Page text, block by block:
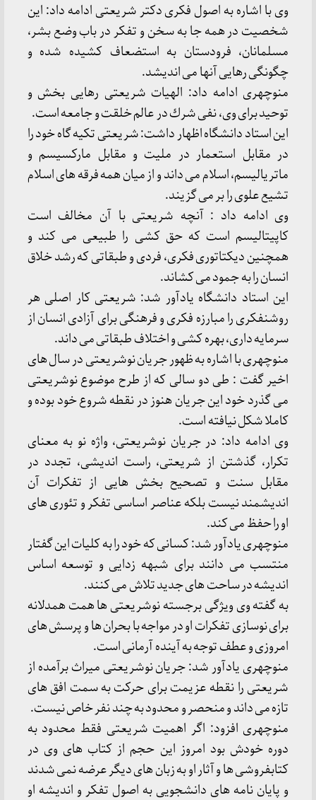
وی با اشاره به اصول فكری دكتر شریعتی ادامه داد: این
شخصیت در همه جا به سخن و تفكر در باب وضع بشر،
مسلمانان، فرودستان به استضعاف كشیده شده و
چگونگی رهایی آنها می اندیشد.
منوچهری ادامه داد: الهیات شریعتی رهایی بخش و
توحید برای وی، نفی شرك در عالم خلقت و جامعه است.
این استاد دانشگاه اظهار داشت: شریعتی تكیه گاه خود را
در مقابل استعمار در ملیت و مقابل ماركسیسم و
ماتریالیسم، اسلام می داند و از میان همه فرقه های اسلام
تشیع علوی را بر می گزیند.
وی ادامه داد : آنچه شریعتی با آن مخالف است
كاپیتالیسم است كه حق كشی را طبیعی می كند و
همچنین دیكتاتوری فكری، فردی و طبقاتی كه رشد خلاق
انسان را به جمود می كشاند.
این استاد دانشگاه یادآور شد: شریعتی كار اصلی هر
روشنفكری را مبارزه فكری و فرهنگی برای آزادی انسان از
سرمایه داری، بهره كشی و اختلاف طبقاتی می داند.
منوچهری با اشاره به ظهور جریان نوشریعتی در سال های
اخیر گفت : طی دو سالی كه از طرح موضوع نوشریعتی
می گذرد خود این جریان هنوز در نقطه شروع خود بوده و
كاملا شكل نیافته است.
وی ادامه داد: در جریان نوشریعتی، واژه نو به معنای
تكرار، گذشتن از شریعتی، راست اندیشی، تجدد در
مقابل سنت و تصحیح بخش هایی از تفكرات آن
اندیشمند نیست بلكه عناصر اساسی تفكر و تئوری های
او را حفظ می كند.
منوچهری یادآور شد: كسانی كه خود را به كلیات این گفتار
منتسب می دانند برای شبهه زدایی و توسعه اساس
اندیشه در ساحت های جدید تلاش می كنند.
به گفته وی ویژگی برجسته نوشریعتی ها همت همدلانه
برای نوسازی تفكرات او در مواجه با بحران ها و پرسش های
امروزی و عطف توجه به آینده آرمانی است.
منوچهری یادآور شد: جریان نوشریعتی میراث برآمده از
شریعتی را نقطه عزیمت برای حركت به سمت افق های
تازه می داند و منحصر و محدود به چند نفر خاص نیست.
منوچهری افزود: اگر اهمیت شریعتی فقط محدود به
دوره خودش بود امروز این حجم از كتاب های وی در
كتابفروشی ها و آثار او به زبان های دیگر عرضه نمی شدند
و پایان نامه های دانشجویی به اصول تفكر و اندیشه او